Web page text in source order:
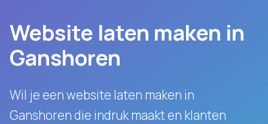
Website laten maken in
Ganshoren
Wil je een website laten maken in
Ganshoren die indruk maakt en klanten